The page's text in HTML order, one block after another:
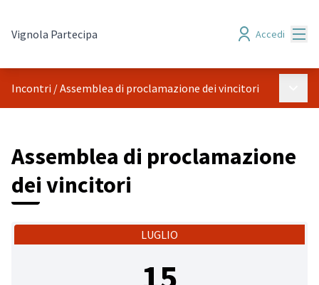
Vignola Partecipa Accedi
Incontri /Assemblea di proclamazione dei vincitori
Assemblea di proclamazione
dei vincitori
LUGLIO